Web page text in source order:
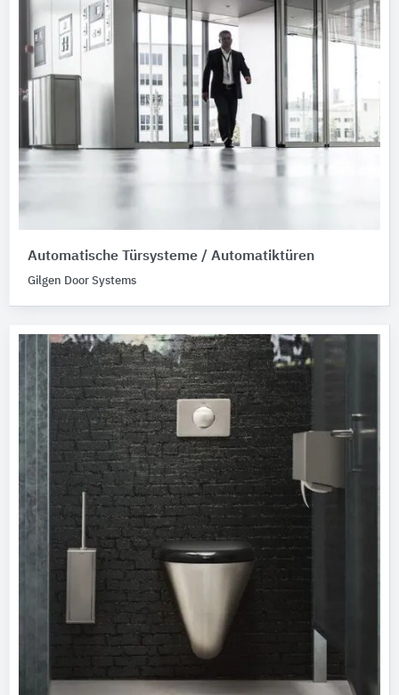
Automatische Türsysteme / Automatiktüren
Gilgen Door Systems